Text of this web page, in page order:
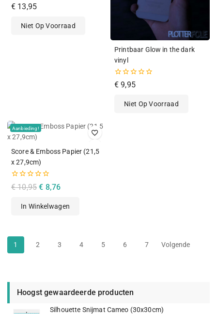
0
van
€ 13,95
Niet Op Voorraad
Printbaar Glow in the dark
vinyl
0
van
€ 9,95
Niet Op Voorraad
Aanbieding!
Score & Emboss Papier (21,5
x 27,9cm)
0
van
€10,95 € 8,76
In Winkelwagen
1 2 3 4 5 6 7 Volgende
Hoogst gewaardeerde producten
Silhouette Snijmat Cameo (30x30cm)